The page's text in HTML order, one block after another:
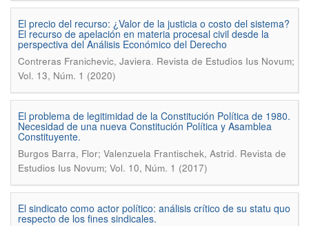
El precio del recurso: ¿Valor de la justicia o costo del sistema?
El recurso de apelación en materia procesal civil desde la
perspectiva del Análisis Económico del Derecho
Contreras Franichevic, Javiera. Revista de Estudios Ius Novum;
Vol. 13, Núm. 1 (2020)
El problema de legitimidad de la Constitución Política de 1980.
Necesidad de una nueva Constitución Política y Asamblea
Constituyente.
Burgos Barra, Flor; Valenzuela Frantischek, Astrid. Revista de
Estudios Ius Novum; Vol. 10, Núm. 1 (2017)
El sindicato como actor político: análisis crítico de su statu quo
respecto de los fines sindicales.